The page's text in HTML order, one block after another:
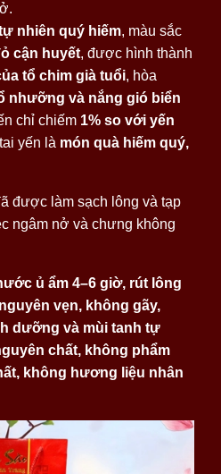
nhiên quý hiếm, màu sắc
cận huyết, được hình thành
tổ chim già tuổi, hòa
nhưỡng và nắng gió biển
chỉ chiếm 1% so với yến
yến là món quà hiếm quý,
được làm sạch lông và tạp
ngâm nở và chưng không
ủ ẩm 4–6 giờ, rút lông
vẹn, không gãy,
dưỡng và mùi tanh tự
chất, không phẩm
không hương liệu nhân